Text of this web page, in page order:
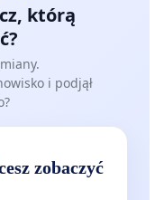
którą
i podjął
zobaczyć